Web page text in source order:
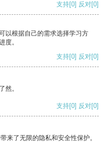
支持[0] 反对[0]
以根据自己的需求选择学习方
度。
支持[0] 反对[0]
然。
支持[0] 反对[0]
来了无限的隐私和安全性保护。